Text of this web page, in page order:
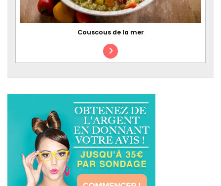
Couscous de la mer